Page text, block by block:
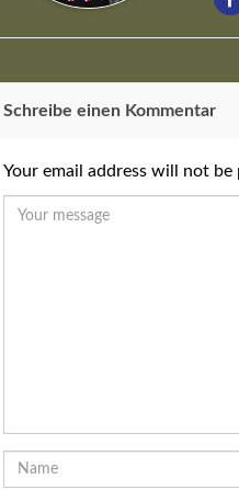
Schreibe einen Kommentar
Your email address will not be